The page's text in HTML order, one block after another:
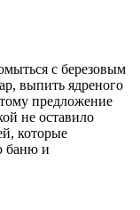
с березовым
выпить ядреного
предложение
не оставило
которые
баню и